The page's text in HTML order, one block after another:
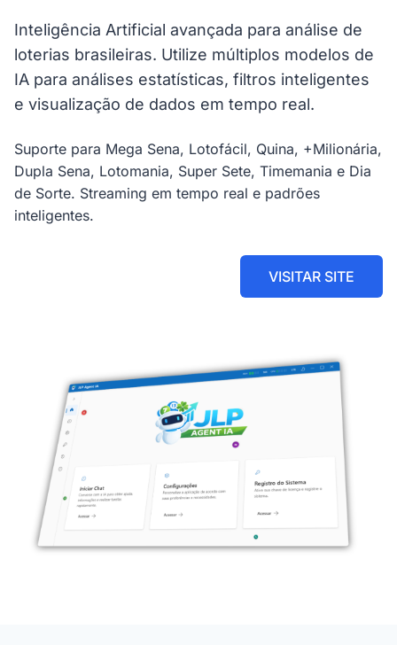
Inteligência Artificial avançada para análise de
loterias brasileiras. Utilize múltiplos modelos de
IA para análises estatísticas, filtros inteligentes
e visualização de dados em tempo real.
Suporte para Mega Sena, Lotofácil, Quina, +Milionária,
Dupla Sena, Lotomania, Super Sete, Timemania e Dia
de Sorte. Streaming em tempo real e padrões
inteligentes.
VISITAR SITE